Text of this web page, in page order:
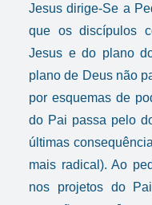
Jesus dirige-Se a
que os discípulos
Jesus e do plano
plano de Deus não
por esquemas de
do Pai passa pelo
últimas
mais radical). Ao
nos projetos do